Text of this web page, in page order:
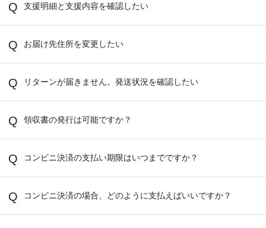
支援明細と支援内容を確認したい
お届け先住所を変更したい
リターンが届きません。発送状況を確認したい
領収書の発行は可能ですか？
コンビニ決済の支払い期限はいつまでですか？
コンビニ決済の場合、どのように支払えばいいですか？